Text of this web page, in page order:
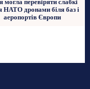
могла перевіряти слабкі
НАТО дронами біля баз і
аеропортів Європи